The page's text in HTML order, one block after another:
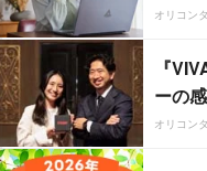
オリコン
『
ーの
オリコン